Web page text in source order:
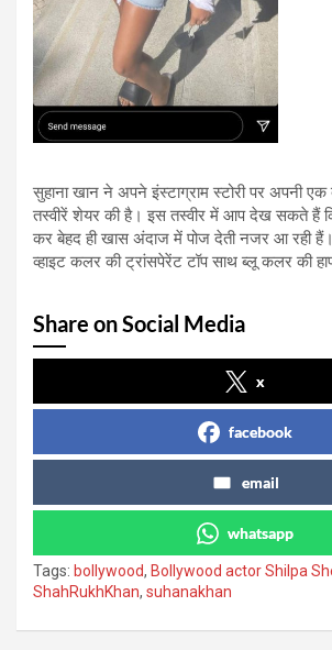
सुहाना खान ने अपने इंस्टाग्राम स्टोरी पर अपनी एक
तस्वीरें शेयर की है। इस तस्वीर में आप देख सकते हैं
कर बेहद ही खास अंदाज में पोज देती नजर आ रही
व्हाइट कलर की ट्रांसपेरेंट टॉप साथ ब्लू कलर की
Share on Social Media
x
facebook
email
whatsapp
Tags: bollywood, Bollywood actor Shilpa
ShahRukhKhan, suhanakhan